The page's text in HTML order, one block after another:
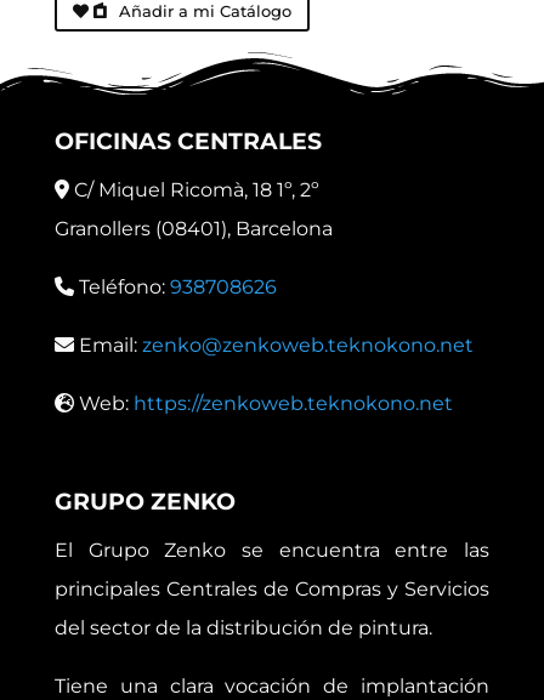
Añadir a mi Catálogo
OFICINAS CENTRALES
C/ Miquel Ricomà, 18 1º, 2º
Granollers (08401), Barcelona
Teléfono: 938708626
Email: zenko@zenkoweb.teknokono.net
Web: https://zenkoweb.teknokono.net
GRUPO ZENKO
El Grupo Zenko se encuentra entre las
principales Centrales de Compras y Servicios
del sector de la distribución de pintura.
Tiene una clara vocación de implantación